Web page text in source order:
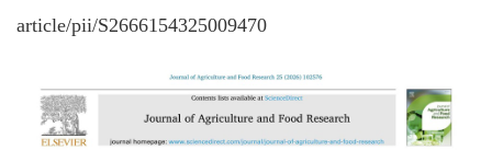
article/pii/S2666154325009470